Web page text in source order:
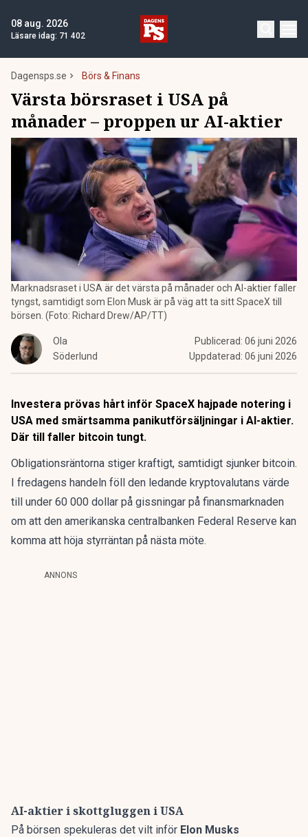
08 aug. 2026
Läsare idag: 71 402
Dagensps.se Börs & Finans
Värsta börsraset i USA på
månader – proppen ur AI-aktier
Marknadsraset i USA är det värsta på månader och AI-aktier faller
tyngst, samtidigt som Elon Musk är på väg att ta sitt SpaceX till
börsen. (Foto: Richard Drew/AP/TT)
Ola
Söderlund
Publicerad: 06 juni 2026
Uppdaterad: 06 juni 2026
Investera prövas hårt inför SpaceX hajpade notering i
USA med smärtsamma panikutförsäljningar i AI-aktier.
Där till faller bitcoin tungt.
Obligationsräntorna stiger kraftigt, samtidigt sjunker bitcoin.
I fredagens handeln föll den ledande kryptovalutans värde
till under 60 000 dollar på gissningar på finansmarknaden
om att den amerikanska centralbanken Federal Reserve kan
komma att höja styrräntan på nästa möte.
ANNONS
AI-aktier i skottgluggen i USA
På börsen spekuleras det vilt inför Elon Musks